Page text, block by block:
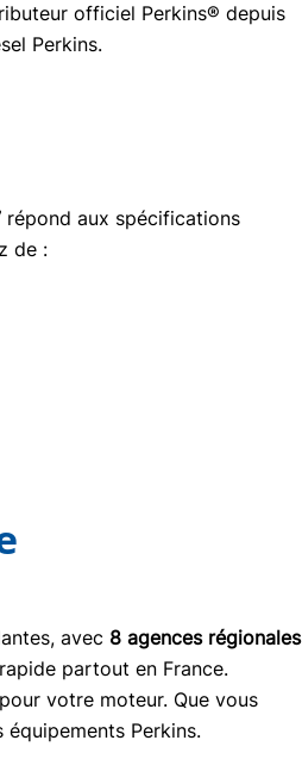
officiel Perkins® depuis
Perkins.
répond aux spécifications
de :
avec 8 agences régionales
partout en France.
votre moteur. Que vous
Perkins.